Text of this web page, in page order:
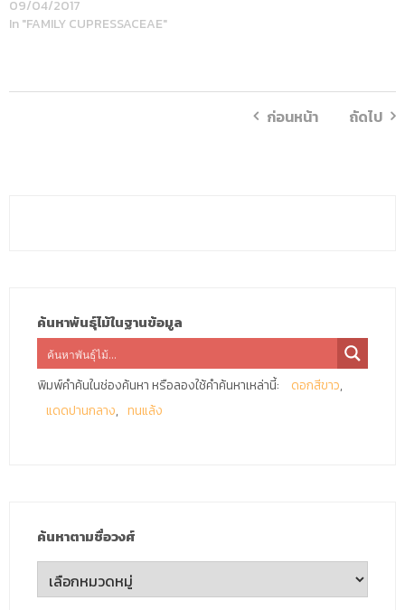
09/04/2017
In "FAMILY CUPRESSACEAE"
ก่อนหน้า ถัดไป
ค้นหาพันธุ์ไม้ในฐานข้อมูล
พิมพ์คำค้นในช่องค้นหา หรือลองใช้คำค้นหาเหล่านี้:
ดอกสีขาว
แดดปานกลาง
ทนแล้ง
ค้นหาตามชื่อวงศ์
ค้นหา
ตาม